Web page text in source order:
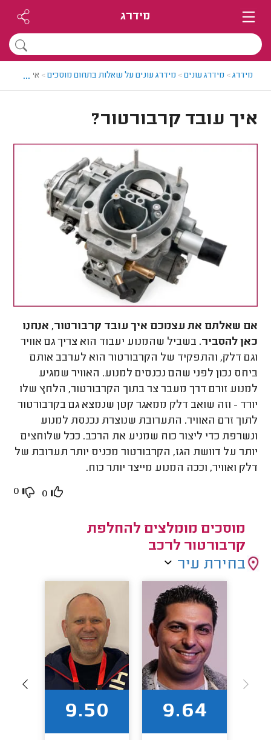
מידרג
מידרג> מידרג עונים> מידרג עונים על שאלות בתחום מוסכים> איך עובד
...
איך עובד קרבורטור?
אם שאלתם את עצמכם איך עובד קרבורטור, אנחנו
כאן להסביר. בשביל שהמנוע יעבוד הוא צריך גם אוויר
וגם דלק, והתפקיד של הקרבורטור הוא לערבב אותם
ביחס נכון לפני שהם נכנסים למנוע. האוויר שמגיע
למנוע זורם דרך מעבר צר בתוך הקרבורטור, הלחץ שלו
יורד - וזה שואב דלק ממאגר קטן שנמצא גם בקרבורטור
לתוך זרם האוויר. התערובת שנוצרת נכנסת למנוע
ונשרפת כדי ליצור כוח שמניע את הרכב. ככל שלוחצים
יותר על דוושת הגז, הקרבורטור מכניס יותר תערובת של
דלק ואוויר, וככה המנוע מייצר יותר כוח.
0
0
מוסכים מומלצים להחלפת
קרבורטור לרכב
בחירת עיר
9.64
9.50